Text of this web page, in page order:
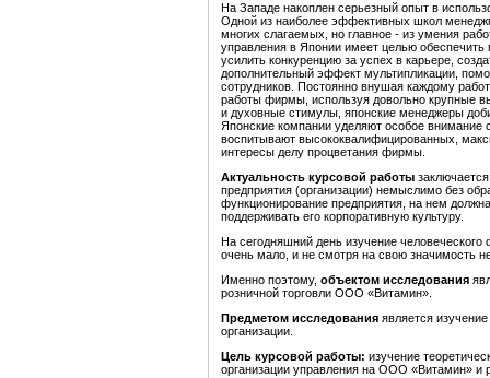
На Западе накоплен серьезный опыт в
Одной из наиболее эффективных школ
многих слагаемых, но главное - из умения
управления в Японии имеет целью
усилить конкуренцию за успех в карьере,
дополнительный эффект мультипликации,
сотрудников. Постоянно внушая каждому
работы фирмы, используя довольно крупные
и духовные стимулы, японские менеджеры
Японские компании уделяют особое внимание
воспитывают высококвалифицированных,
интересы делу процветания фирмы.
Актуальность курсовой работы
предприятия (организации) немыслимо без
функционирование предприятия, на нем
поддерживать его корпоративную культуру.
На сегодняшний день изучение человеческого
очень мало, и не смотря на свою значимость
Именно поэтому, объектом исследования
розничной торговли ООО «Витамин».
Предметом исследования является
организации.
Цель курсовой работы: изучение
организации управления на ООО «Витамин» и